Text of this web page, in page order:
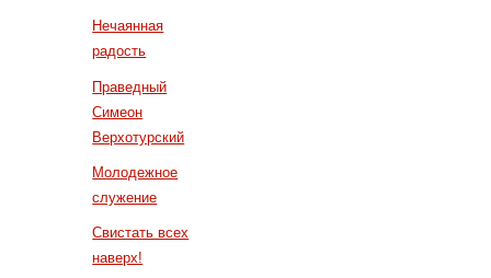
Нечаянная
радость
Праведный
Симеон
Верхотурский
Молодежное
служение
Свистать всех
наверх!